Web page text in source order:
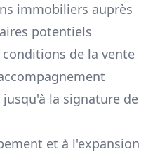
immobiliers auprès
potentiels
de la vente
la signature de
et à l'expansion